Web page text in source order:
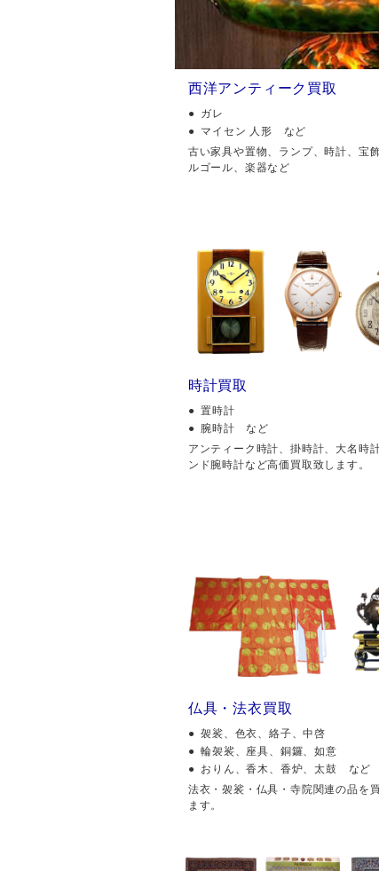
西洋アンティーク買取
ガレ
マイセン 人形 など
古い家具や置物、ランプ、時計、宝
ルゴール、楽器など
時計買取
置時計
腕時計 など
アンティーク時計、掛時計、大名時
ンド腕時計など高価買取致します。
仏具・法衣買取
袈裟、色衣、絡子、中啓
輪袈裟、座具、銅鑼、如意
おりん、香木、香炉、太鼓 など
法衣・袈裟・仏具・寺院関連の品を
ます。